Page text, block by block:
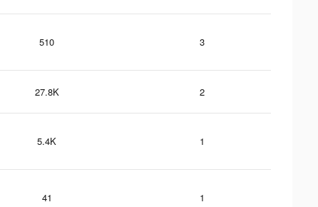
510 3
27.8K 2
5.4K 1
41 1